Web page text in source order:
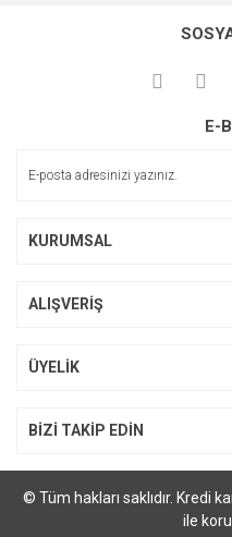
E-
KURUMSAL
ALIŞVERİŞ
ÜYELİK
BİZİ TAKİP EDİN
© Tüm hakları saklıdır. Kredi
ile